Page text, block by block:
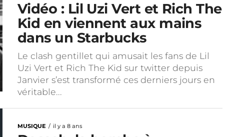
Vidéo : Lil Uzi Vert et Rich The
Kid en viennent aux mains
dans un Starbucks
Le clash gentillet qui amusait les fans de Lil
Uzi Vert et Rich The Kid sur twitter depuis
Janvier s’est transformé ces derniers jours en
véritable...
MUSIQUE il y a 8 ans